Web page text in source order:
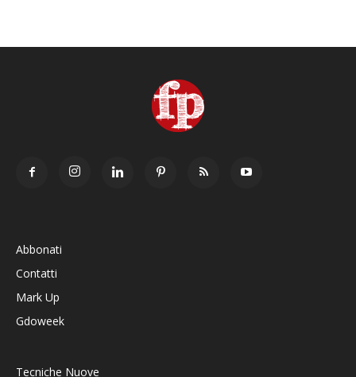
Abbonati
Contatti
Mark Up
Gdoweek
Tecniche Nuove